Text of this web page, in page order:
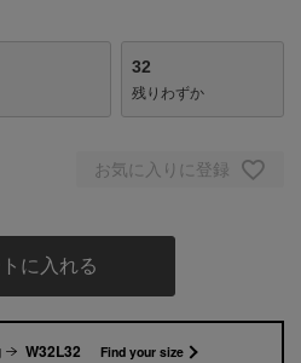
32
残りわずか
お気に入りに登録
に入れる
W32L32 Find your size